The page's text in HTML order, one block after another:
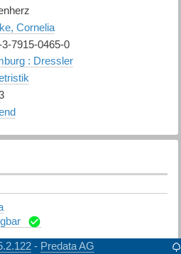
Cornelia
7915-0465-0
: Dressler
- Predata AG